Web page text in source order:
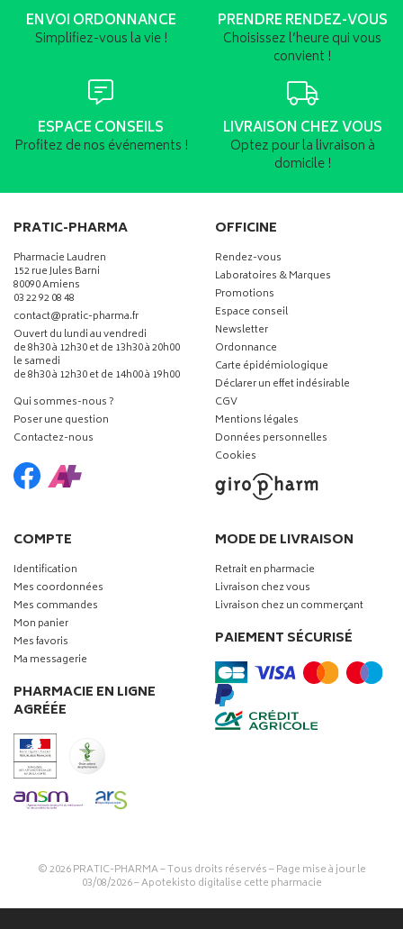
ENVOI ORDONNANCE
Simplifiez-vous la vie !
PRENDRE RENDEZ-VOUS
Choisissez l’heure qui vous
convient !
ESPACE CONSEILS
Profitez de nos événements !
LIVRAISON CHEZ VOUS
Optez pour la livraison à
domicile !
PRATIC-PHARMA
Pharmacie Laudren
152 rue Jules Barni
80090 Amiens
03 22 92 08 48
contact-
@-
pratic-pharma.fr
Ouvert du lundi au vendredi
de 8h30 à 12h30 et de 13h30 à 20h00
le samedi
de 8h30 à 12h30 et de 14h00 à 19h00
Qui sommes-nous ?
Poser une question
Contactez-nous
OFFICINE
Rendez-vous
Laboratoires & Marques
Promotions
Espace conseil
Newsletter
Ordonnance
Carte épidémiologique
Déclarer un effet indésirable
CGV
Mentions légales
Données personnelles
Cookies
COMPTE
Identification
Mes coordonnées
Mes commandes
Mon panier
Mes favoris
Ma messagerie
PHARMACIE EN LIGNE
AGRÉÉE
MODE DE LIVRAISON
Retrait en pharmacie
Livraison chez vous
Livraison chez un commerçant
PAIEMENT SÉCURISÉ
© 2026PRATIC-PHARMA– Tous droits réservés – Page mise à jour le
03/08/2026 –Apotekisto digitalise cette pharmacie